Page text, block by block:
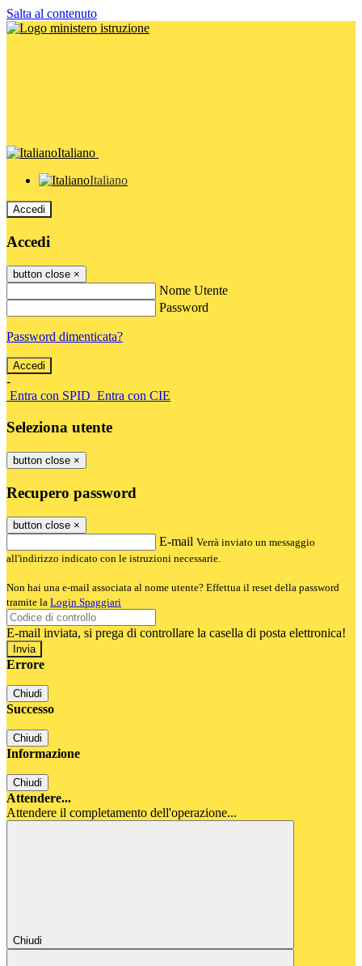
Salta al contenuto
Italiano
Italiano
Accedi
Accedi
button close ×
Nome Utente
Password
Password dimenticata?
-
Entra con SPID Entra con CIE
Seleziona utente
button close ×
Recupero password
button close ×
E-mail Verrà inviato un messaggio
all'indirizzo indicato con le istruzioni necessarie.
Non hai una e-mail associata al nome utente? Effettua il reset della password
tramite la Login Spaggiari
E-mail inviata, si prega di controllare la casella di posta elettronica!
Errore
Chiudi
Successo
Chiudi
Informazione
Chiudi
Attendere...
Attendere il completamento dell'operazione...
Chiudi